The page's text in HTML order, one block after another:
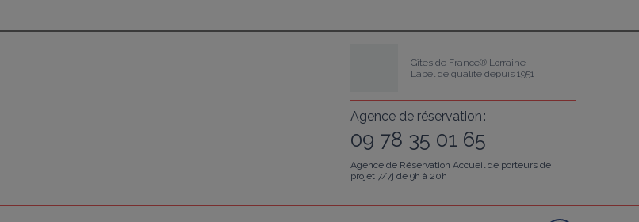
Gîtes de France® Lorraine
Label de qualité depuis 1951
Agence de réservation :
09 78 35 01 65
Agence de Réservation Accueil de porteurs de
projet 7/7j de 9h à 20h